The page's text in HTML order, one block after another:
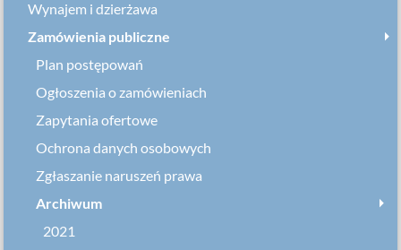
Wynajem i dzierżawa
Zamówienia publiczne
Plan postępowań
Ogłoszenia o zamówieniach
Zapytania ofertowe
Ochrona danych osobowych
Zgłaszanie naruszeń prawa
Archiwum
2021